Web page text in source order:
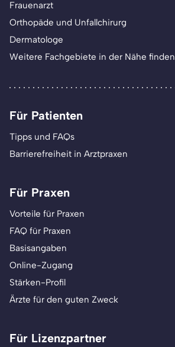
Frauenarzt
Orthopäde und Unfallchirurg
Dermatologe
Weitere Fachgebiete in der Nähe finden
Für Patienten
Tipps und FAQs
Barrierefreiheit in Arztpraxen
Für Praxen
Vorteile für Praxen
FAQ für Praxen
Basisangaben
Online-Zugang
Stärken-Profil
Ärzte für den guten Zweck
Für Lizenzpartner